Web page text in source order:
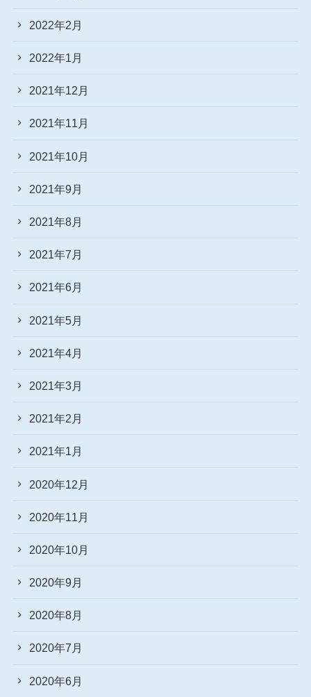
2022年2月
2022年1月
2021年12月
2021年11月
2021年10月
2021年9月
2021年8月
2021年7月
2021年6月
2021年5月
2021年4月
2021年3月
2021年2月
2021年1月
2020年12月
2020年11月
2020年10月
2020年9月
2020年8月
2020年7月
2020年6月